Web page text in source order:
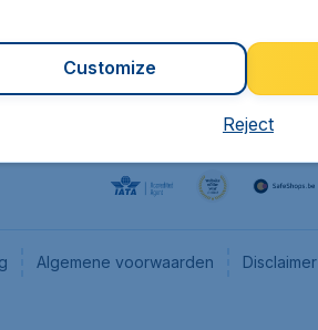
Algemene voorwaarden Disclaimer
Customize
Reject